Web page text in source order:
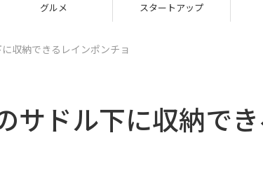
グルメ スタートアップ
収納できるレインポンチョ
サドル下に収納で